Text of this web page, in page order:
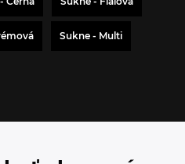
Sukne - Multi